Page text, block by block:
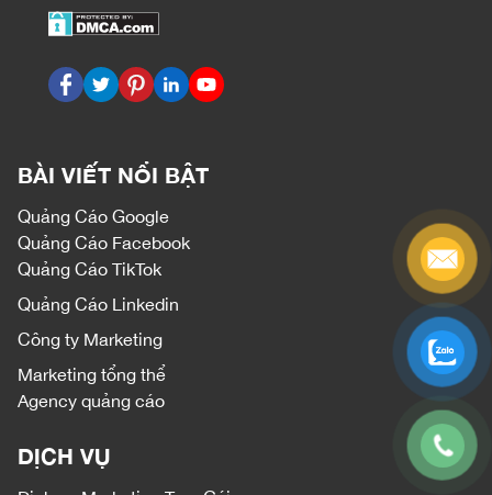
BÀI VIẾT NỔI BẬT
Quảng Cáo Google
Quảng Cáo Facebook
Quảng Cáo TikTok
Quảng Cáo Linkedin
Công ty Marketing
Marketing tổng thể
Agency quảng cáo
DỊCH VỤ